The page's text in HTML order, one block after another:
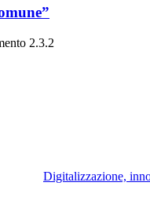
2.3.2
Digitalizzazione,